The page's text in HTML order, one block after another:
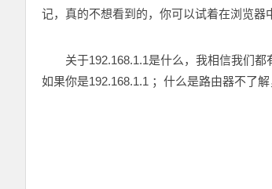
记，真的不想看到的，你可以试着在浏览器
关于192.168.1.1是什么，我相信我们
如果你是192.168.1.1 ； 什么是路由器不了解